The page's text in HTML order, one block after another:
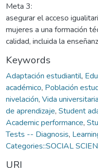
Meta 3:
asegurar el acceso
mujeres a una formación
calidad, incluida la
Keywords
Adaptación estudiantil,
académico, Población
nivelación, Vida universitaria
de aprendizaje, Student
Academic performance,
Tests -- Diagnosis,
Categories::SOCIAL
URI